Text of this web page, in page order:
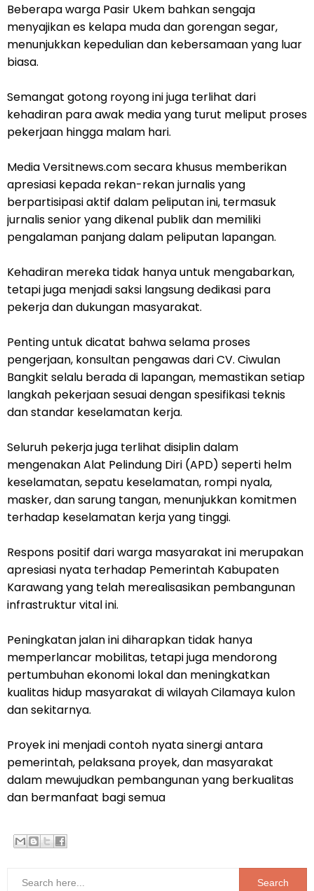
Beberapa warga Pasir Ukem bahkan sengaja
menyajikan es kelapa muda dan gorengan segar,
menunjukkan kepedulian dan kebersamaan yang luar
biasa.
Semangat gotong royong ini juga terlihat dari
kehadiran para awak media yang turut meliput proses
pekerjaan hingga malam hari.
Media Versitnews.com secara khusus memberikan
apresiasi kepada rekan-rekan jurnalis yang
berpartisipasi aktif dalam peliputan ini, termasuk
jurnalis senior yang dikenal publik dan memiliki
pengalaman panjang dalam peliputan lapangan.
Kehadiran mereka tidak hanya untuk mengabarkan,
tetapi juga menjadi saksi langsung dedikasi para
pekerja dan dukungan masyarakat.
Penting untuk dicatat bahwa selama proses
pengerjaan, konsultan pengawas dari CV. Ciwulan
Bangkit selalu berada di lapangan, memastikan setiap
langkah pekerjaan sesuai dengan spesifikasi teknis
dan standar keselamatan kerja.
Seluruh pekerja juga terlihat disiplin dalam
mengenakan Alat Pelindung Diri (APD) seperti helm
keselamatan, sepatu keselamatan, rompi nyala,
masker, dan sarung tangan, menunjukkan komitmen
terhadap keselamatan kerja yang tinggi.
Respons positif dari warga masyarakat ini merupakan
apresiasi nyata terhadap Pemerintah Kabupaten
Karawang yang telah merealisasikan pembangunan
infrastruktur vital ini.
Peningkatan jalan ini diharapkan tidak hanya
memperlancar mobilitas, tetapi juga mendorong
pertumbuhan ekonomi lokal dan meningkatkan
kualitas hidup masyarakat di wilayah Cilamaya kulon
dan sekitarnya.
Proyek ini menjadi contoh nyata sinergi antara
pemerintah, pelaksana proyek, dan masyarakat
dalam mewujudkan pembangunan yang berkualitas
dan bermanfaat bagi semua